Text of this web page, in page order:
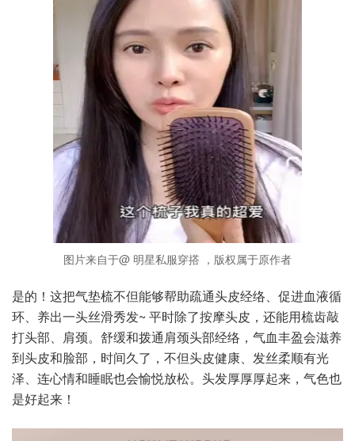
图片来自于@ 明星私服穿搭 ，版权属于原作者
是的！这把气垫梳不但能够帮助疏通头皮经络、促进血液循
环、养出一头丝滑秀发~ 平时除了按摩头皮，还能用梳齿敲
打头部、肩颈。舒缓和拨通肩颈头部经络，气血丰盈会滋养
到头皮和脸部，时间久了，不但头皮健康、发丝柔顺有光
泽、连心情和睡眠也会愉悦放松。头发厚厚厚起来，气色也
是好起来！